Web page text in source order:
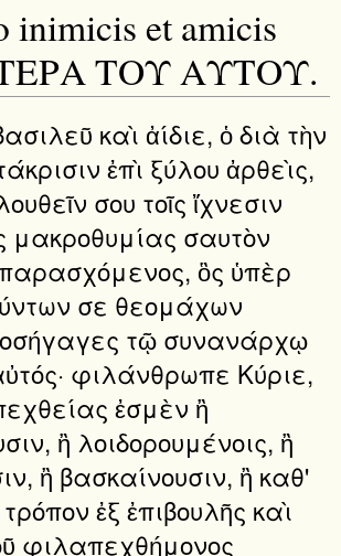
inimicis et amicis
ΤΟΥ ΑΥΤΟΥ.
καὶ ἀίδιε, ὁ διὰ τὴν
ἐπὶ ξύλου ἀρθεὶς,
σου τοῖς ἴχνεσιν
μακροθυμίας σαυτὸν
ὃς ὑπὲρ
σε θεομάχων
τῷ συνανάρχῳ
φιλάνθρωπε Κύριε,
ἐσμὲν ἢ
ἢ λοιδορουμένοις, ἢ
ἢ βασκαίνουσιν, ἢ καθ'
ἐξ ἐπιβουλῆς καὶ
φιλαπεχθήμονος